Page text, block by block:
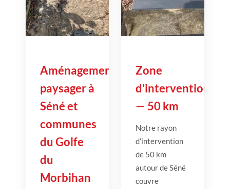
Aménagement
paysager à
Séné et
communes
du Golfe
du
Morbihan
Zone
d’intervention
— 50 km
Notre rayon
d’intervention
de 50 km
autour de Séné
couvre